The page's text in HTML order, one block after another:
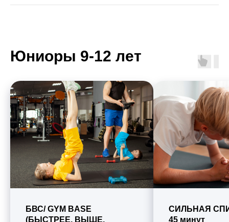
Юниоры 9-12 лет
БВС/ GYM BASE
(БЫСТРЕЕ, ВЫШЕ,
СИЛЬНАЯ
45 минут